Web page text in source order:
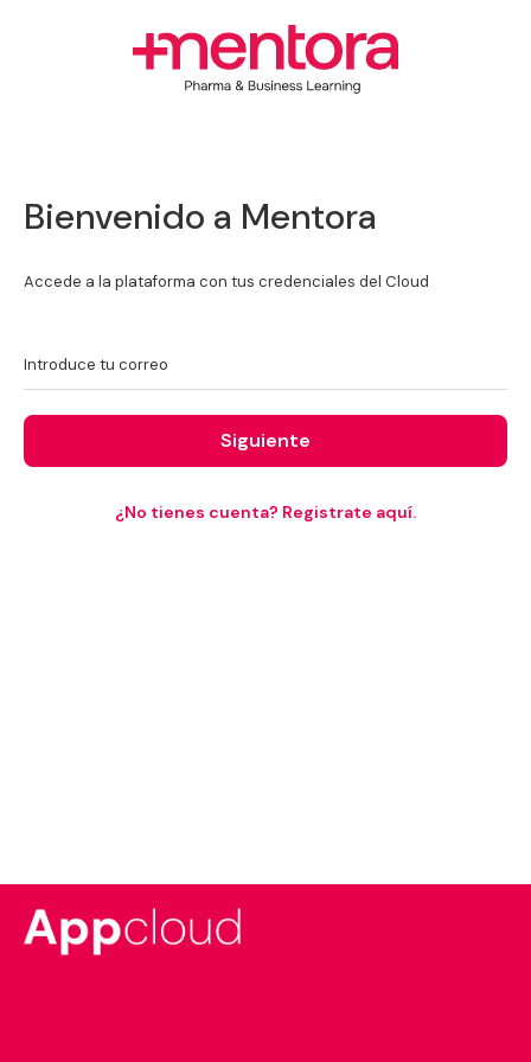
Bienvenido a Mentora
Accede a la plataforma con tus credenciales del Cloud
Introduce tu correo
Siguiente
¿No tienes cuenta? Registrate aquí.